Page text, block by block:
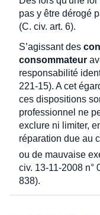
pas y être dérogé
(C. civ. art. 6).
S’agissant des
consommateur
responsabilité
221-15). A cet
ces dispositions
professionnel ne
exclure ni limiter,
réparation due au
ou de mauvaise
civ. 13-11-2008 n°
838).